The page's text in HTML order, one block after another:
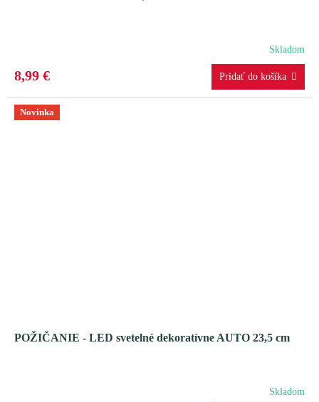
Skladom
8,99 €
Novinka
POŽIČANIE - LED svetelné dekoratívne AUTO 23,5 cm
Skladom